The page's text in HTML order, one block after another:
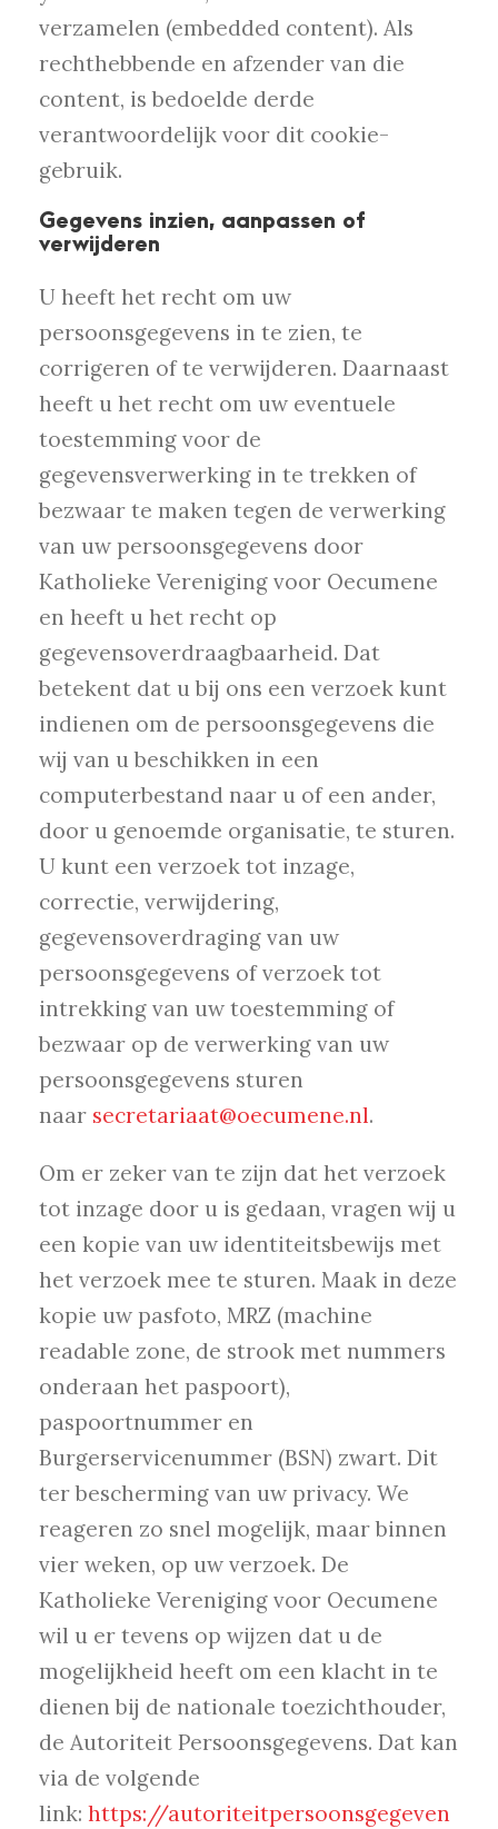
verzamelen (embedded content). Als
rechthebbende en afzender van die
content, is bedoelde derde
verantwoordelijk voor dit cookie-
gebruik.
Gegevens inzien, aanpassen of
verwijderen
U heeft het recht om uw
persoonsgegevens in te zien, te
corrigeren of te verwijderen. Daarnaast
heeft u het recht om uw eventuele
toestemming voor de
gegevensverwerking in te trekken of
bezwaar te maken tegen de verwerking
van uw persoonsgegevens door
Katholieke Vereniging voor Oecumene
en heeft u het recht op
gegevensoverdraagbaarheid. Dat
betekent dat u bij ons een verzoek kunt
indienen om de persoonsgegevens die
wij van u beschikken in een
computerbestand naar u of een ander,
door u genoemde organisatie, te sturen.
U kunt een verzoek tot inzage,
correctie, verwijdering,
gegevensoverdraging van uw
persoonsgegevens of verzoek tot
intrekking van uw toestemming of
bezwaar op de verwerking van uw
persoonsgegevens sturen
naar secretariaat@oecumene.nl.
Om er zeker van te zijn dat het verzoek
tot inzage door u is gedaan, vragen wij u
een kopie van uw identiteitsbewijs met
het verzoek mee te sturen. Maak in deze
kopie uw pasfoto, MRZ (machine
readable zone, de strook met nummers
onderaan het paspoort),
paspoortnummer en
Burgerservicenummer (BSN) zwart. Dit
ter bescherming van uw privacy. We
reageren zo snel mogelijk, maar binnen
vier weken, op uw verzoek. De
Katholieke Vereniging voor Oecumene
wil u er tevens op wijzen dat u de
mogelijkheid heeft om een klacht in te
dienen bij de nationale toezichthouder,
de Autoriteit Persoonsgegevens. Dat kan
via de volgende
link: https://autoriteitpersoonsgegeven